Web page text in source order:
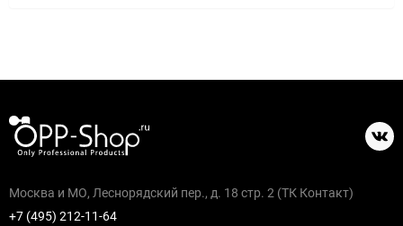
Москва и МО, Леснорядский пер., д. 18 стр. 2 (ТК Контакт)
+7 (495) 212-11-64